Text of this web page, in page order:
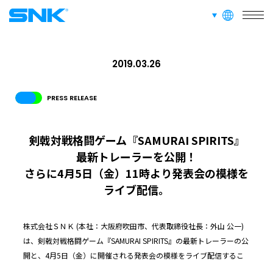
言語切り替え
ABOUT
このサイトについて
RECRUIT FAN CONTENT SUPPORT
GLOBAL
JPN ENG 한글 繁体 簡体
PRESS RELEASE
2019.03.26
剣戟対戦格闘ゲーム『SAMURAI SPIRITS』
最新トレーラーを公開！
さらに4月5日（金）11時より発表会の模様を
ライブ配信。
株式会社ＳＮＫ (本社：大阪府吹田市、代表取締役社長：外山 公一)
は、剣戟対戦格闘ゲーム『SAMURAI SPIRITS』の最新トレーラーの公
開と、4月5日（金）に開催される発表会の模様をライブ配信するこ